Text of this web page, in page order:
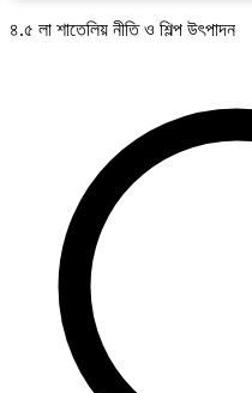
৪.৫ লা শাতেলিয় নীতি ও শিল্প উৎপাদন